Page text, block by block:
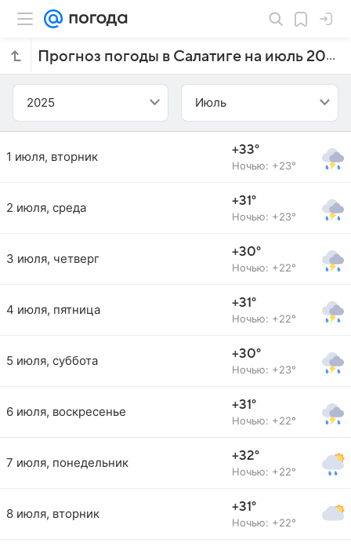
Прогноз погоды в Салатиге на июль 2025 года
2025 Июль
1 июля, вторник +33°
Ночью: +23°
2 июля, среда +31°
Ночью: +23°
3 июля, четверг +30°
Ночью: +22°
4 июля, пятница +31°
Ночью: +22°
5 июля, суббота +30°
Ночью: +23°
6 июля, воскресенье +31°
Ночью: +22°
7 июля, понедельник +32°
Ночью: +22°
8 июля, вторник +31°
Ночью: +22°